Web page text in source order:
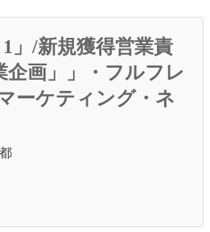
1」/新規獲得営業責
企画」」・フルフレ
ーケティング・ネ